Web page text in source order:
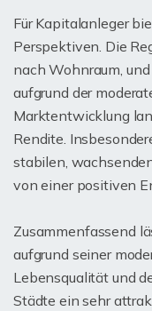
Für Kapitalanleger
Perspektiven. Die
nach Wohnraum,
aufgrund der
Marktentwicklung
Rendite.
stabilen,
von einer positiven
Zusammenfassend
aufgrund seiner
Lebensqualität und
Städte ein sehr